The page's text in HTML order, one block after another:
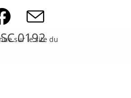
0192